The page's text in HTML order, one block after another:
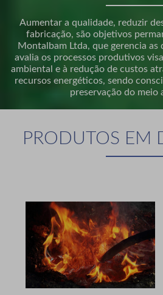
Aumentar a qualidade, reduzir
fabricação, são objetivos
Montalbam Ltda, que gerencia as
avalia os processos produtivos
ambiental e à redução de custos
recursos energéticos, sendo
preservação do meio
PRODUTOS EM